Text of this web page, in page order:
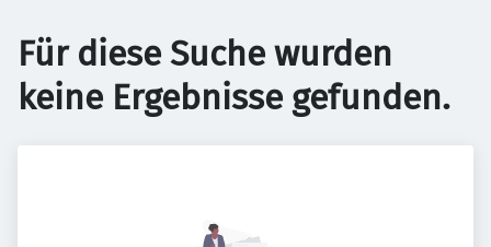
Für diese Suche wurden
keine Ergebnisse gefunden.